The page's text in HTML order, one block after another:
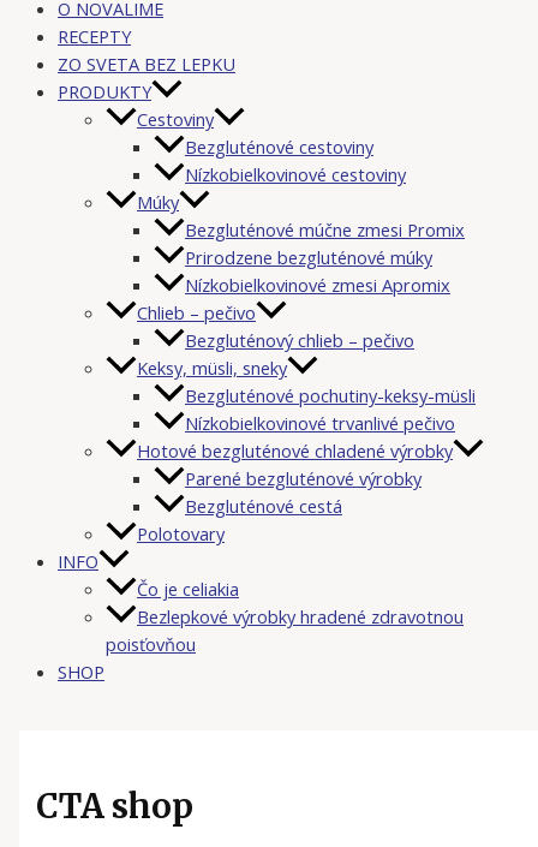
O NOVALIME
RECEPTY
ZO SVETA BEZ LEPKU
PRODUKTY
Cestoviny
Bezgluténové cestoviny
Nízkobielkovinové cestoviny
Múky
Bezgluténové múčne zmesi Promix
Prirodzene bezgluténové múky
Nízkobielkovinové zmesi Apromix
Chlieb – pečivo
Bezgluténový chlieb – pečivo
Keksy, müsli, sneky
Bezgluténové pochutiny-keksy-müsli
Nízkobielkovinové trvanlivé pečivo
Hotové bezgluténové chladené výrobky
Parené bezgluténové výrobky
Bezgluténové cestá
Polotovary
INFO
Čo je celiakia
Bezlepkové výrobky hradené zdravotnou
poisťovňou
SHOP
CTA shop